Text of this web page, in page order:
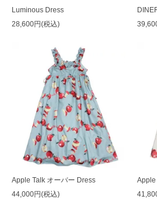
Luminous Dress
28,600円(税込)
Apple Talk オーバー Dress
44,000円(税込)
Apple